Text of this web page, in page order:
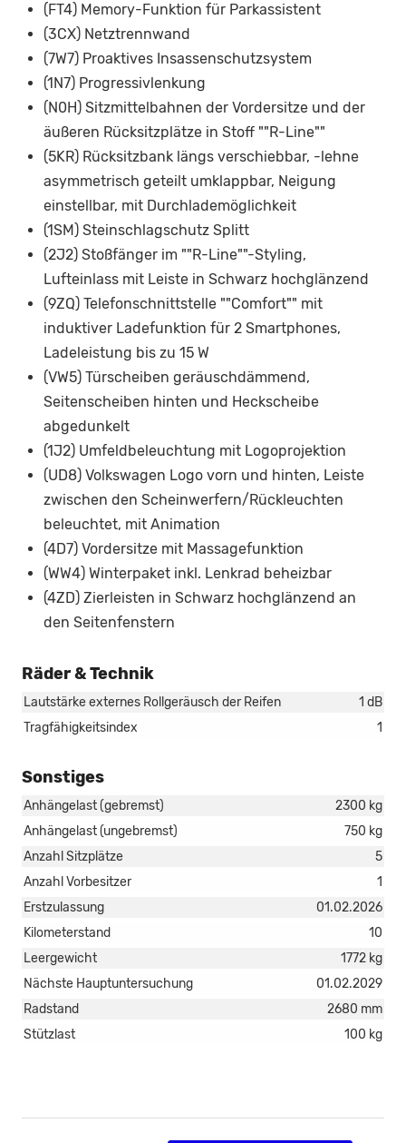
(FT4) Memory-Funktion für Parkassistent
(3CX) Netztrennwand
(7W7) Proaktives Insassenschutzsystem
(1N7) Progressivlenkung
(N0H) Sitzmittelbahnen der Vordersitze und der
äußeren Rücksitzplätze in Stoff ""R-Line""
(5KR) Rücksitzbank längs verschiebbar, -lehne
asymmetrisch geteilt umklappbar, Neigung
einstellbar, mit Durchlademöglichkeit
(1SM) Steinschlagschutz Splitt
(2J2) Stoßfänger im ""R-Line""-Styling,
Lufteinlass mit Leiste in Schwarz hochglänzend
(9ZQ) Telefonschnittstelle ""Comfort"" mit
induktiver Ladefunktion für 2 Smartphones,
Ladeleistung bis zu 15 W
(VW5) Türscheiben geräuschdämmend,
Seitenscheiben hinten und Heckscheibe
abgedunkelt
(1J2) Umfeldbeleuchtung mit Logoprojektion
(UD8) Volkswagen Logo vorn und hinten, Leiste
zwischen den Scheinwerfern/Rückleuchten
beleuchtet, mit Animation
(4D7) Vordersitze mit Massagefunktion
(WW4) Winterpaket inkl. Lenkrad beheizbar
(4ZD) Zierleisten in Schwarz hochglänzend an
den Seitenfenstern
Räder & Technik
Lautstärke externes Rollgeräusch der Reifen
1 dB
Tragfähigkeitsindex
1
Sonstiges
Anhängelast (gebremst)
2300 kg
Anhängelast (ungebremst)
750 kg
Anzahl Sitzplätze
5
Anzahl Vorbesitzer
1
Erstzulassung
01.02.2026
Kilometerstand
10
Leergewicht
1772 kg
Nächste Hauptuntersuchung
01.02.2029
Radstand
2680 mm
Stützlast
100 kg